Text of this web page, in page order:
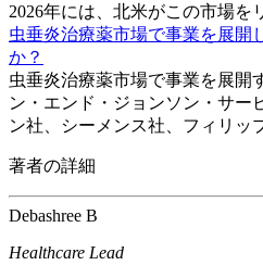
2026年には、北米がこの市場を
虫垂炎治療薬市場で事業を展開
か？
虫垂炎治療薬市場で事業を展開
ン・エンド・ジョンソン・サー
ン社、シーメンス社、フィリッ
著者の詳細
Debashree B
Healthcare Lead